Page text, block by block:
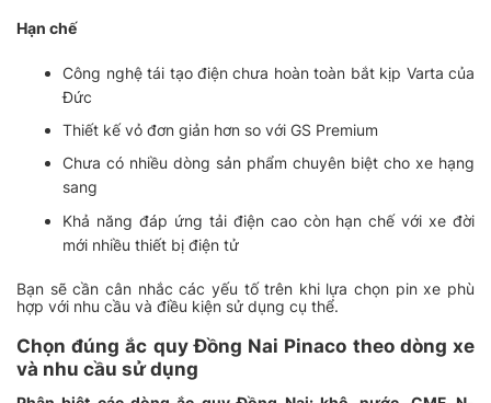
Hạn chế
Công nghệ tái tạo điện chưa hoàn toàn bắt kịp Varta của
Đức
Thiết kế vỏ đơn giản hơn so với GS Premium
Chưa có nhiều dòng sản phẩm chuyên biệt cho xe hạng
sang
Khả năng đáp ứng tải điện cao còn hạn chế với xe đời
mới nhiều thiết bị điện tử
Bạn sẽ cần cân nhắc các yếu tố trên khi lựa chọn pin xe phù
hợp với nhu cầu và điều kiện sử dụng cụ thể.
Chọn đúng ắc quy Đồng Nai Pinaco theo dòng xe
và nhu cầu sử dụng